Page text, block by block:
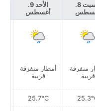
السبت 8.
متفرقة
قريبة
الأحد 9.
أغسطس
أمطار متفرقة
قريبة
25.7°C